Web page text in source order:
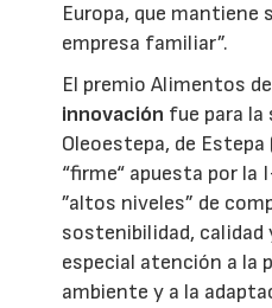
Europa, que mantiene
empresa familiar”.
El premio Alimentos
innovación fue para la
Oleoestepa, de Estepa
“firme“ apuesta por la
”altos niveles” de
sostenibilidad, calidad
especial atención a la
ambiente y a la